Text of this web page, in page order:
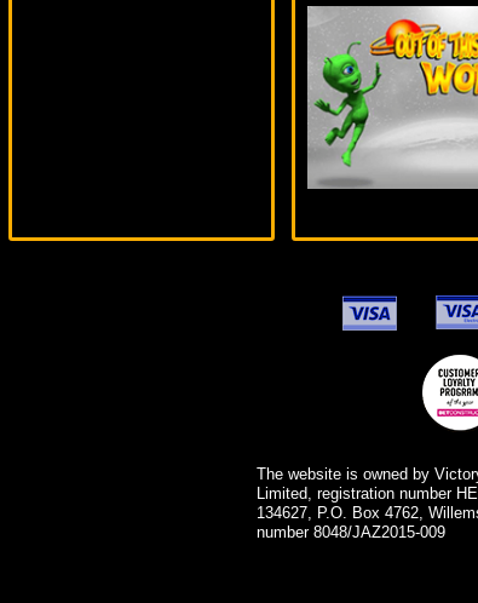
The website is owned by
Limited, registration number
134627, P.O. Box 4762,
number 8048/JAZ2015-009